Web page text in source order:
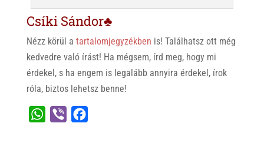
Csíki Sándor♣
Nézz körül a tartalomjegyzékben is! Találhatsz ott még
kedvedre való írást! Ha mégsem, írd meg, hogy mi
érdekel, s ha engem is legalább annyira érdekel, írok
róla, biztos lehetsz benne!